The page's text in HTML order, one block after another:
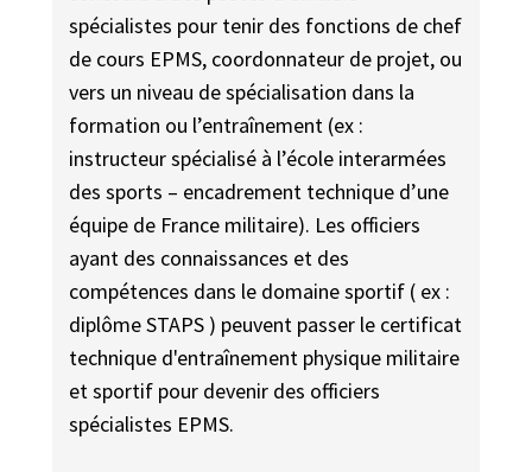
spécialistes pour tenir des fonctions de chef
de cours EPMS, coordonnateur de projet, ou
vers un niveau de spécialisation dans la
formation ou l’entraînement (ex :
instructeur spécialisé à l’école interarmées
des sports – encadrement technique d’une
équipe de France militaire). Les officiers
ayant des connaissances et des
compétences dans le domaine sportif ( ex :
diplôme STAPS ) peuvent passer le certificat
technique d'entraînement physique militaire
et sportif pour devenir des officiers
spécialistes EPMS.